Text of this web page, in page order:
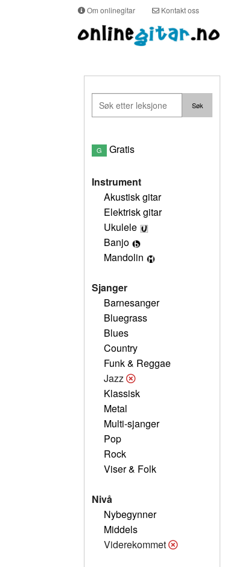
Om onlinegitar Kontakt oss
G Gratis
Instrument
Akustisk gitar
Elektrisk gitar
Ukulele
Banjo
Mandolin
Sjanger
Barnesanger
Bluegrass
Blues
Country
Funk & Reggae
Jazz
Klassisk
Metal
Multi-sjanger
Pop
Rock
Viser & Folk
Nivå
Nybegynner
Middels
Viderekommet